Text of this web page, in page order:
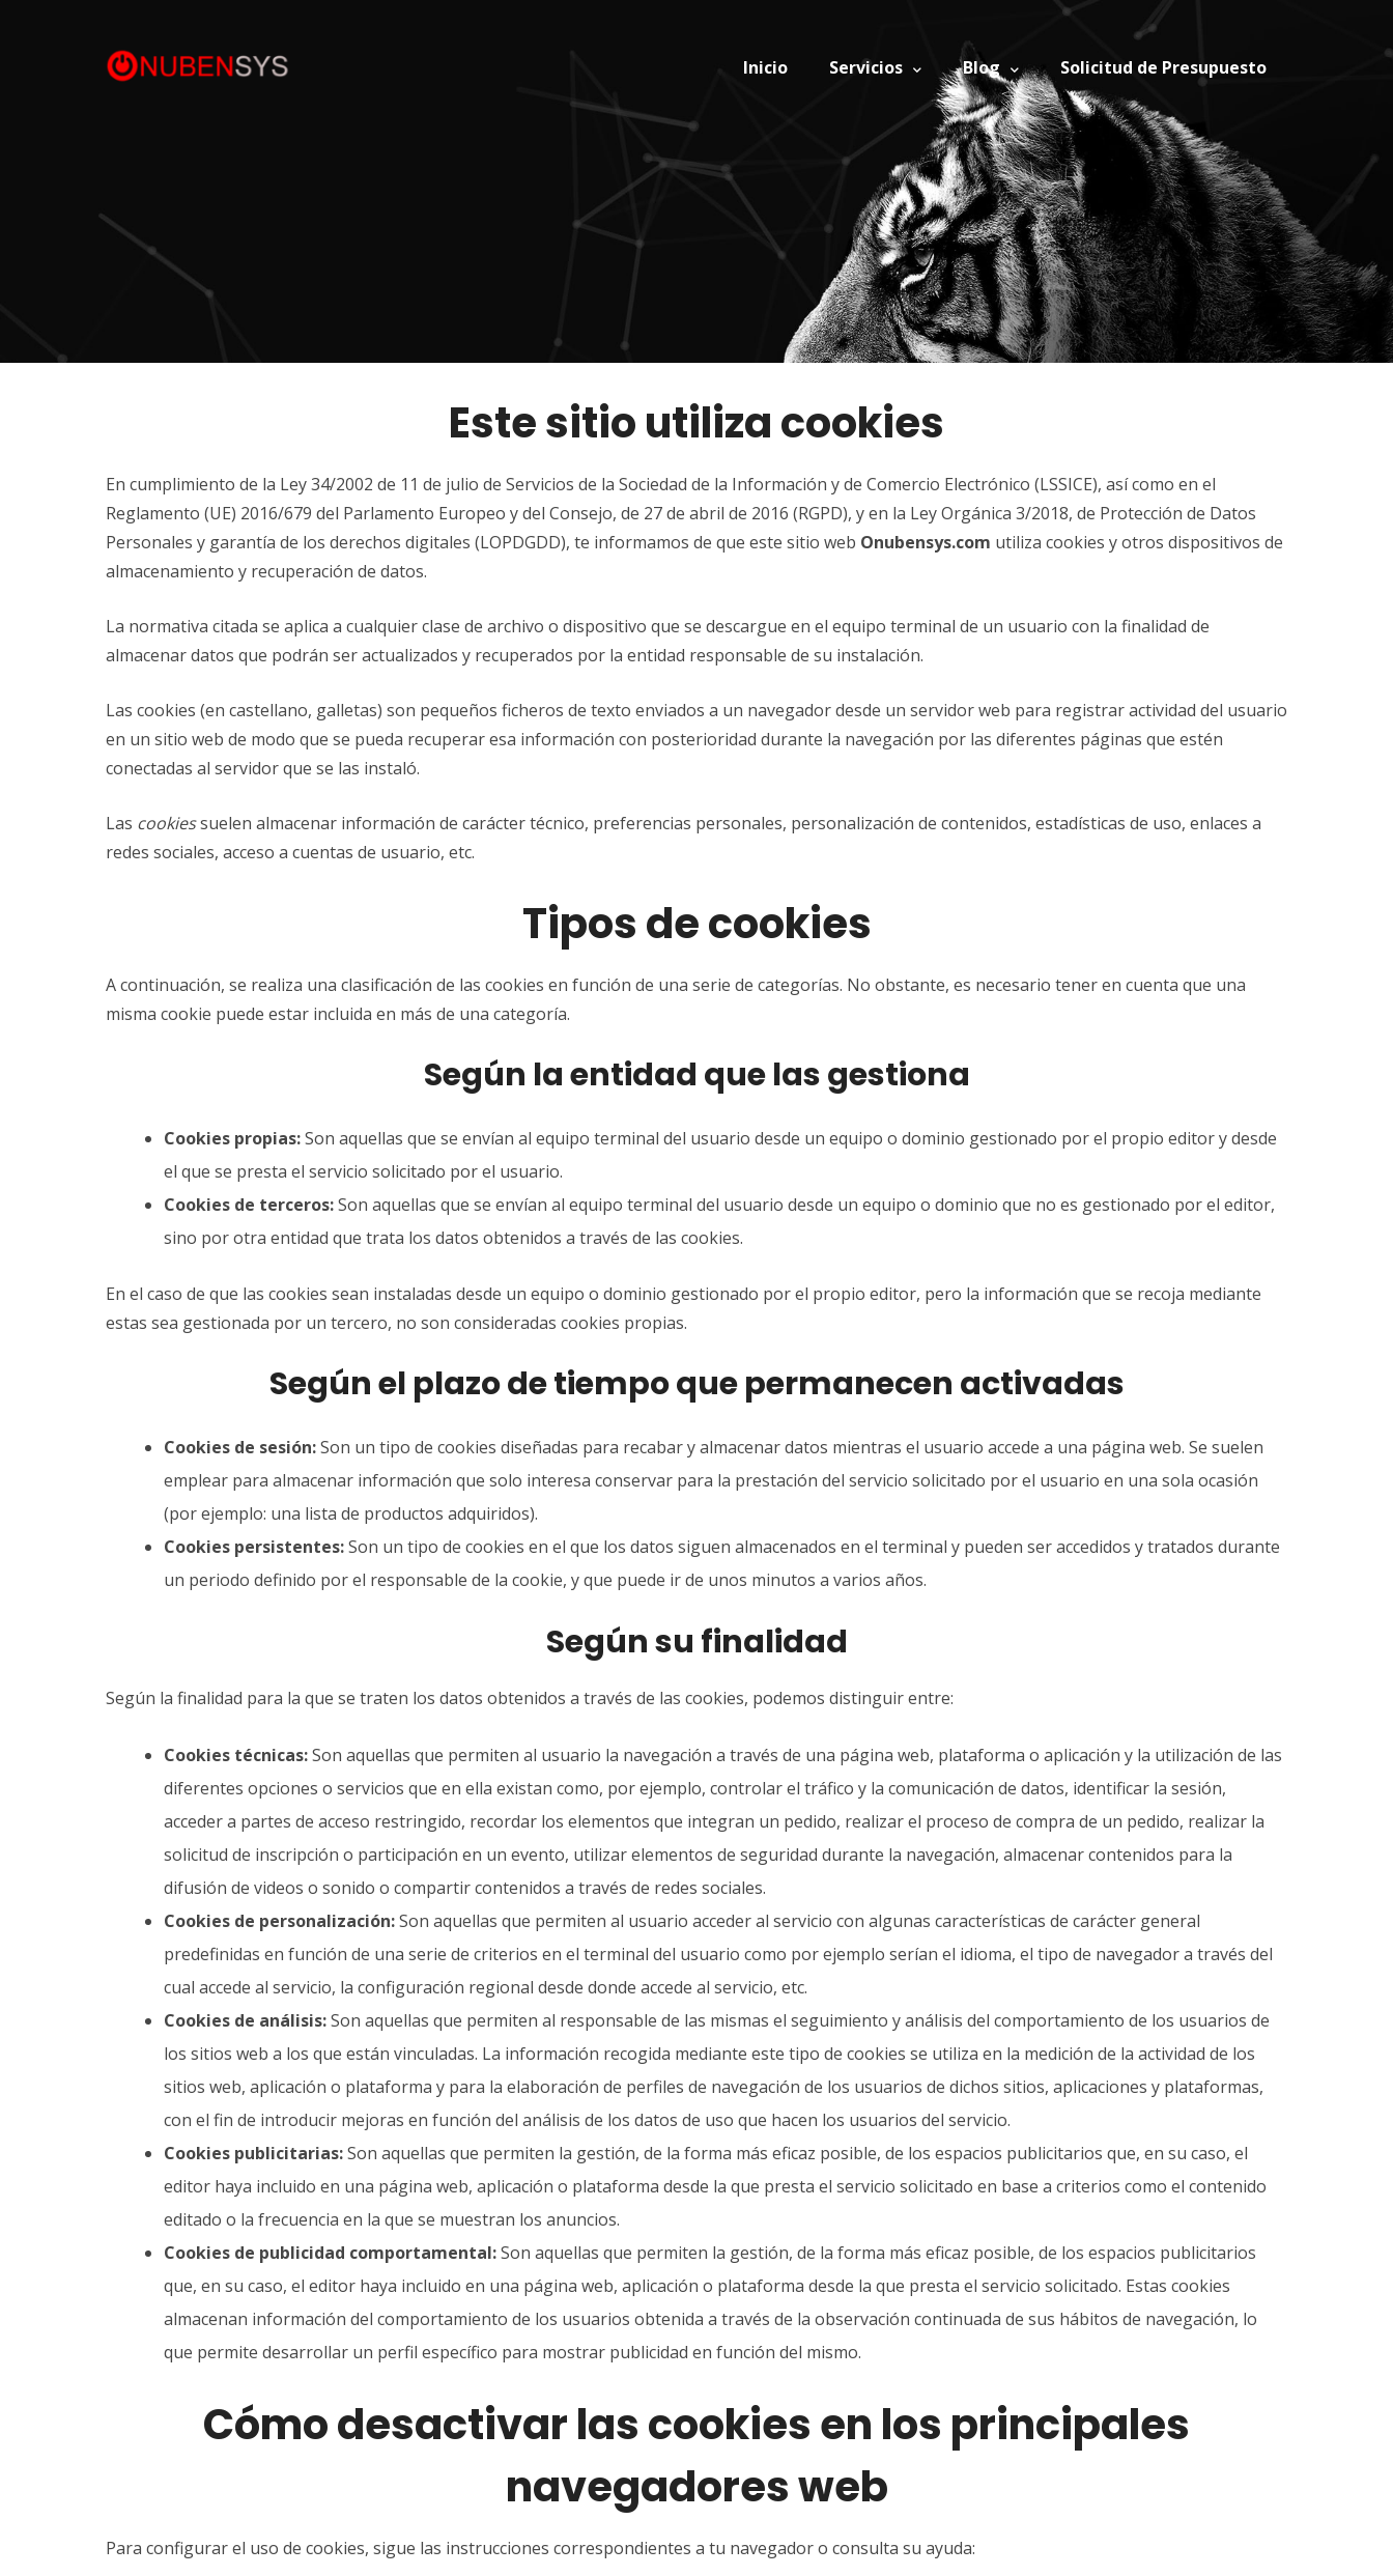
Inicio Servicios Blog Solicitud de Presupuesto
Este sitio utiliza cookies
En cumplimiento de la Ley 34/2002 de 11 de julio de Servicios de la Sociedad de la Información y de Comercio Electrónico (LSSICE), así como en el
Reglamento (UE) 2016/679 del Parlamento Europeo y del Consejo, de 27 de abril de 2016 (RGPD), y en la Ley Orgánica 3/2018, de Protección de Datos
Personales y garantía de los derechos digitales (LOPDGDD), te informamos de que este sitio web Onubensys.com utiliza cookies y otros dispositivos de
almacenamiento y recuperación de datos.
La normativa citada se aplica a cualquier clase de archivo o dispositivo que se descargue en el equipo terminal de un usuario con la finalidad de
almacenar datos que podrán ser actualizados y recuperados por la entidad responsable de su instalación.
Las cookies (en castellano, galletas) son pequeños ficheros de texto enviados a un navegador desde un servidor web para registrar actividad del usuario
en un sitio web de modo que se pueda recuperar esa información con posterioridad durante la navegación por las diferentes páginas que estén
conectadas al servidor que se las instaló.
Las cookiessuelen almacenar información de carácter técnico, preferencias personales, personalización de contenidos, estadísticas de uso, enlaces a
redes sociales, acceso a cuentas de usuario, etc.
Tipos de cookies
A continuación, se realiza una clasificación de las cookies en función de una serie de categorías. No obstante, es necesario tener en cuenta que una
misma cookie puede estar incluida en más de una categoría.
Según la entidad que las gestiona
Cookies propias:Son aquellas que se envían al equipo terminal del usuario desde un equipo o dominio gestionado por el propio editor y desde
el que se presta el servicio solicitado por el usuario.
Cookies de terceros:Son aquellas que se envían al equipo terminal del usuario desde un equipo o dominio que no es gestionado por el editor,
sino por otra entidad que trata los datos obtenidos a través de las cookies.
En el caso de que las cookies sean instaladas desde un equipo o dominio gestionado por el propio editor, pero la información que se recoja mediante
estas sea gestionada por un tercero, no son consideradas cookies propias.
Según el plazo de tiempo que permanecen activadas
Cookies de sesión:Son un tipo de cookies diseñadas para recabar y almacenar datos mientras el usuario accede a una página web. Se suelen
emplear para almacenar información que solo interesa conservar para la prestación del servicio solicitado por el usuario en una sola ocasión
(por ejemplo: una lista de productos adquiridos).
Cookies persistentes:Son un tipo de cookies en el que los datos siguen almacenados en el terminal y pueden ser accedidos y tratados durante
un periodo definido por el responsable de la cookie, y que puede ir de unos minutos a varios años.
Según su finalidad
Según la finalidad para la que se traten los datos obtenidos a través de las cookies, podemos distinguir entre:
Cookies técnicas:Son aquellas que permiten al usuario la navegación a través de una página web, plataforma o aplicación y la utilización de las
diferentes opciones o servicios que en ella existan como, por ejemplo, controlar el tráfico y la comunicación de datos, identificar la sesión,
acceder a partes de acceso restringido, recordar los elementos que integran un pedido, realizar el proceso de compra de un pedido, realizar la
solicitud de inscripción o participación en un evento, utilizar elementos de seguridad durante la navegación, almacenar contenidos para la
difusión de videos o sonido o compartir contenidos a través de redes sociales.
Cookies de personalización:Son aquellas que permiten al usuario acceder al servicio con algunas características de carácter general
predefinidas en función de una serie de criterios en el terminal del usuario como por ejemplo serían el idioma, el tipo de navegador a través del
cual accede al servicio, la configuración regional desde donde accede al servicio, etc.
Cookies de análisis:Son aquellas que permiten al responsable de las mismas el seguimiento y análisis del comportamiento de los usuarios de
los sitios web a los que están vinculadas. La información recogida mediante este tipo de cookies se utiliza en la medición de la actividad de los
sitios web, aplicación o plataforma y para la elaboración de perfiles de navegación de los usuarios de dichos sitios, aplicaciones y plataformas,
con el fin de introducir mejoras en función del análisis de los datos de uso que hacen los usuarios del servicio.
Cookies publicitarias:Son aquellas que permiten la gestión, de la forma más eficaz posible, de los espacios publicitarios que, en su caso, el
editor haya incluido en una página web, aplicación o plataforma desde la que presta el servicio solicitado en base a criterios como el contenido
editado o la frecuencia en la que se muestran los anuncios.
Cookies de publicidad comportamental:Son aquellas que permiten la gestión, de la forma más eficaz posible, de los espacios publicitarios
que, en su caso, el editor haya incluido en una página web, aplicación o plataforma desde la que presta el servicio solicitado. Estas cookies
almacenan información del comportamiento de los usuarios obtenida a través de la observación continuada de sus hábitos de navegación, lo
que permite desarrollar un perfil específico para mostrar publicidad en función del mismo.
Cómo desactivar las cookies en los principales
navegadores web
Para configurar el uso de cookies, sigue las instrucciones correspondientes a tu navegador o consulta su ayuda: